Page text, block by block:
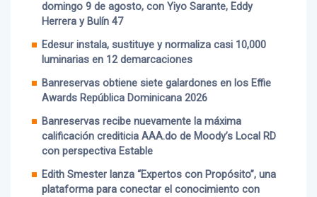
domingo 9 de agosto, con Yiyo Sarante, Eddy
Herrera y Bulín 47
Edesur instala, sustituye y normaliza casi 10,000
luminarias en 12 demarcaciones
Banreservas obtiene siete galardones en los Effie
Awards República Dominicana 2026
Banreservas recibe nuevamente la máxima
calificación crediticia AAA.do de Moody’s Local RD
con perspectiva Estable
Edith Smester lanza “Expertos con Propósito”, una
plataforma para conectar el conocimiento con